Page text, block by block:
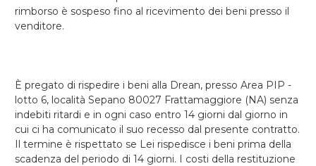
rimborso è sospeso fino al ricevimento dei beni presso il
venditore.
È pregato di rispedire i beni alla Drean, presso Area PIP -
lotto 6, località Sepano 80027 Frattamaggiore (NA) senza
indebiti ritardi e in ogni caso entro 14 giorni dal giorno in
cui ci ha comunicato il suo recesso dal presente contratto.
Il termine è rispettato se Lei rispedisce i beni prima della
scadenza del periodo di 14 giorni. I costi della restituzione